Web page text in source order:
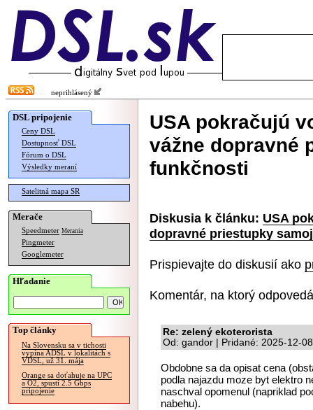
neprihlásený
DSL pripojenie
Ceny DSL
Dostupnosť DSL
Fórum o DSL
Výsledky meraní
Satelitná mapa SR
Merače
Speedmeter Merania
Pingmeter
Googlemeter
Hľadanie
Top články
Na Slovensku sa v tichosti
vypína ADSL v lokalitách s
VDSL, už 31. mája
Orange sa doťahuje na UPC
a O2, spustí 2.5 Gbps
pripojenie
USA pokračujú
vážne dopravné
funkčnosti
Diskusia k článku: USA
dopravné priestupky
Prispievajte do diskusií ako
Komentár, na ktorý
Re: zelený ekoterorista
Od: gandor | Pridané: 2025-12-
Obdobne sa da opisat cena
podla najazdu moze byt elektro
naschval opomenul (napriklad
nabehu).